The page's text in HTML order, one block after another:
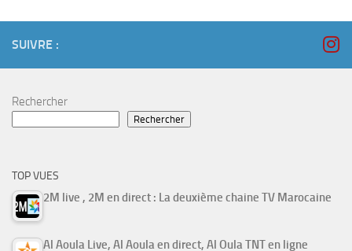
SUIVRE :
Rechercher
Rechercher
TOP VUES
2M live , 2M en direct : La deuxième chaine TV Marocaine
Al Aoula Live, Al Aoula en direct, Al Oula TNT en ligne